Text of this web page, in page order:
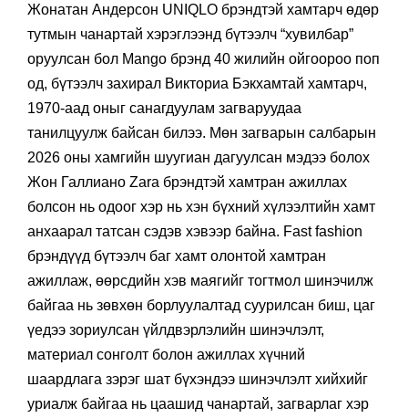
Жонатан Андерсон UNIQLO брэндтэй хамтарч өдөр
тутмын чанартай хэрэглээнд бүтээлч “хувилбар”
оруулсан бол Mango брэнд 40 жилийн ойгоороо поп
од, бүтээлч захирал Викториа Бэкхамтай хамтарч,
1970-аад оныг санагдуулам загваруудаа
танилцуулж байсан билээ. Мөн загварын салбарын
2026 оны хамгийн шуугиан дагуулсан мэдээ болох
Жон Галлиано Zara брэндтэй хамтран ажиллах
болсон нь одоог хэр нь хэн бүхний хүлээлтийн хамт
анхаарал татсан сэдэв хэвээр байна. Fast fashion
брэндүүд бүтээлч баг хамт олонтой хамтран
ажиллаж, өөрсдийн хэв маягийг тогтмол шинэчилж
байгаа нь зөвхөн борлуулалтад суурилсан биш, цаг
үедээ зориулсан үйлдвэрлэлийн шинэчлэлт,
материал сонголт болон ажиллах хүчний
шаардлага зэрэг шат бүхэндээ шинэчлэлт хийхийг
уриалж байгаа нь цаашид чанартай, загварлаг хэр